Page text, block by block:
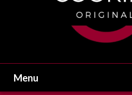
Menu